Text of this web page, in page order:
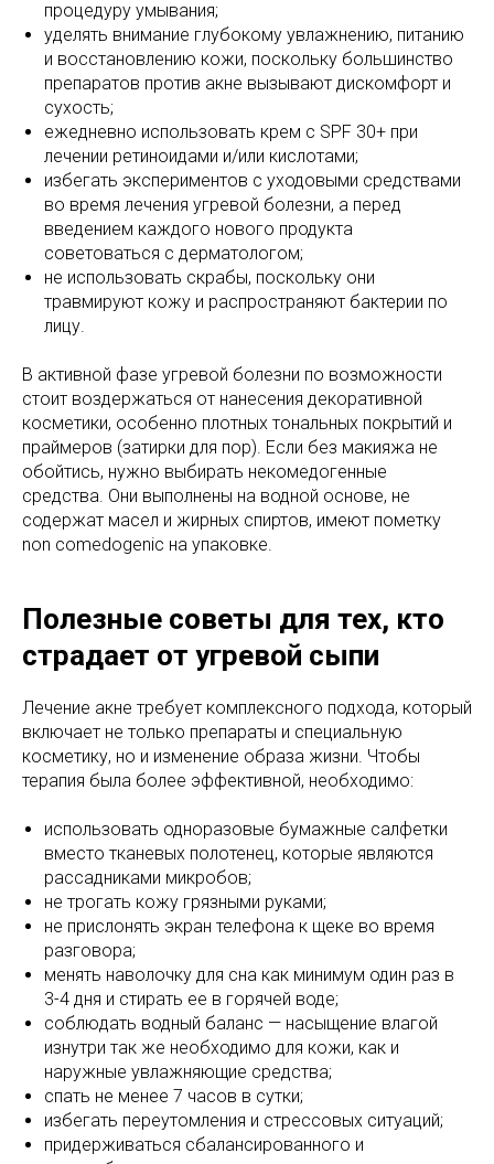
процедуру умывания;
уделять внимание глубокому увлажнению, питанию
и восстановлению кожи, поскольку большинство
препаратов против акне вызывают дискомфорт и
сухость;
ежедневно использовать крем с SPF 30+ при
лечении ретиноидами и/или кислотами;
избегать экспериментов с уходовыми средствами
во время лечения угревой болезни, а перед
введением каждого нового продукта
советоваться с дерматологом;
не использовать скрабы, поскольку они
травмируют кожу и распространяют бактерии по
лицу.
В активной фазе угревой болезни по возможности
стоит воздержаться от нанесения декоративной
косметики, особенно плотных тональных покрытий и
праймеров (затирки для пор). Если без макияжа не
обойтись, нужно выбирать некомедогенные
средства. Они выполнены на водной основе, не
содержат масел и жирных спиртов, имеют пометку
non comedogenic на упаковке.
Полезные советы для тех, кто
страдает от угревой сыпи
Лечение акне требует комплексного подхода, который
включает не только препараты и специальную
косметику, но и изменение образа жизни. Чтобы
терапия была более эффективной, необходимо:
использовать одноразовые бумажные салфетки
вместо тканевых полотенец, которые являются
рассадниками микробов;
не трогать кожу грязными руками;
не прислонять экран телефона к щеке во время
разговора;
менять наволочку для сна как минимум один раз в
3-4 дня и стирать ее в горячей воде;
соблюдать водный баланс — насыщение влагой
изнутри так же необходимо для кожи, как и
наружные увлажняющие средства;
спать не менее 7 часов в сутки;
избегать переутомления и стрессовых ситуаций;
придерживаться сбалансированного и